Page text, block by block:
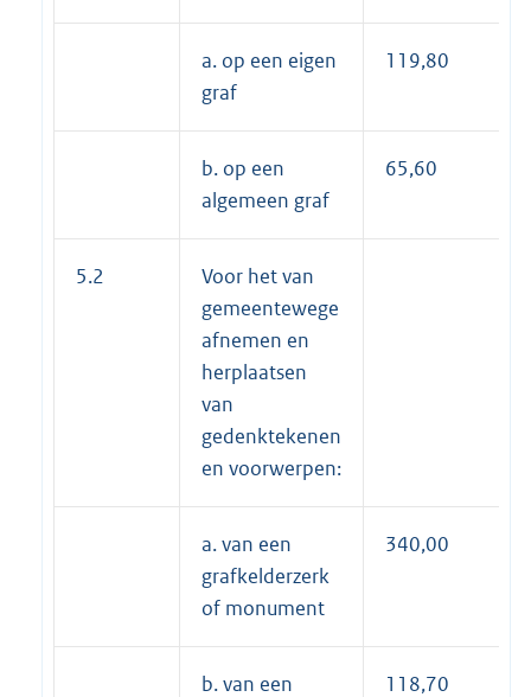
a. op een eigen
graf
119,80
b. op een
algemeen graf
65,60
5.2
Voor het van
gemeentewege
afnemen en
herplaatsen
van
gedenktekenen
en voorwerpen:
a. van een
grafkelderzerk
of monument
340,00
b. van een
118,70